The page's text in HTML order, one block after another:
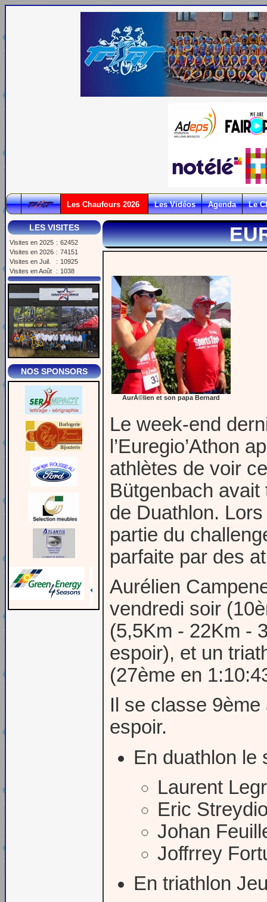
Les Chaufours 2026 Les Vidéos Agenda Le
LES VISITES
Visites en 2025 : 62452
Visites en 2026 : 74151
Visites en Juil.
: 10925
Visites en Août
: 1038
NOS SPONSORS
AurÃ©lien et son papa Bernard
Le week-end
l’Euregio’Athon
athlètes de voir
Bütgenbach
de Duathlon.
partie du
parfaite par des
Aurélien
vendredi soir
(5,5Km - 22Km -
espoir), et un
(27ème en
Il se classe
espoir.
En duathlon le
Laurent
Eric
Johan
Joffrrey
En triathlon